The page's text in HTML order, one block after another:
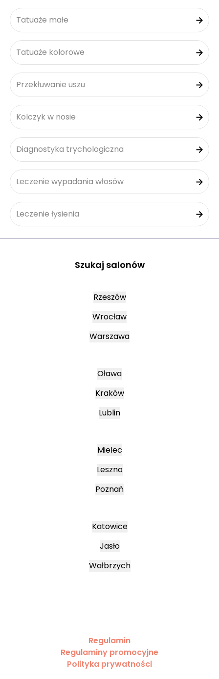
Tatuaże małe
Tatuaże kolorowe
Przekłuwanie uszu
Kolczyk w nosie
Diagnostyka trychologiczna
Leczenie wypadania włosów
Leczenie łysienia
Szukaj salonów
Rzeszów
Wrocław
Warszawa
Oława
Kraków
Lublin
Mielec
Leszno
Poznań
Katowice
Jasło
Wałbrzych
Regulamin
Regulaminy promocyjne
Polityka prywatności